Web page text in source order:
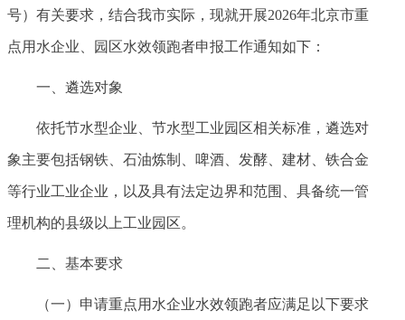
号）有关要求，结合我市实际，现就开展2026年北京市重
点用水企业、园区水效领跑者申报工作通知如下：
一、遴选对象
依托节水型企业、节水型工业园区相关标准，遴选对
象主要包括钢铁、石油炼制、啤酒、发酵、建材、铁合金
等行业工业企业，以及具有法定边界和范围、具备统一管
理机构的县级以上工业园区。
二、基本要求
（一）申请重点用水企业水效领跑者应满足以下要求